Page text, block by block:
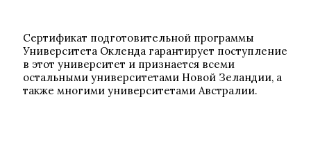
Сертификат подготовительной программы
Университета Окленда гарантирует поступление
в этот университет и признается всеми
остальными университетами Новой Зеландии, а
также многими университетами Австралии.